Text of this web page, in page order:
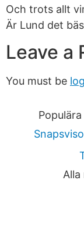
Och trots allt
Är Lund det
Leave a
You must be